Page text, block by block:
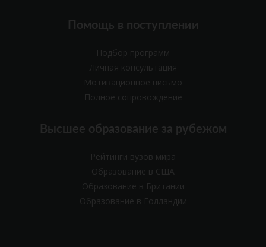
Помощь в поступлении
Подбор программ
Личная консультация
Мотивационное письмо
Полное сопровождение
Высшее образование за рубежом
Рейтинги вузов мира
Образование в США
Образование в Британии
Образование в Голландии